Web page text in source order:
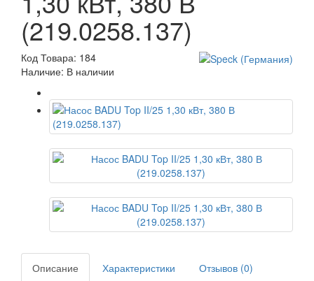
(219.0258.137)
Код Товара: 184
Наличие: В наличии
Описание Характеристики Отзывов (0)